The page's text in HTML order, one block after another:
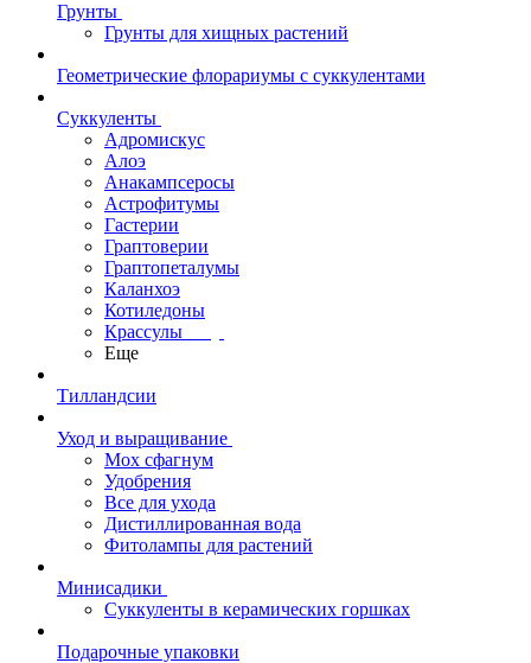
Грунты
Грунты для хищных растений
Геометрические флорариумы с суккулентами
Суккуленты
Адромискус
Алоэ
Анакампсеросы
Астрофитумы
Гастерии
Граптоверии
Граптопеталумы
Каланхоэ
Котиледоны
Крассулы
Еще
Тилландсии
Уход и выращивание
Мох сфагнум
Удобрения
Все для ухода
Дистиллированная вода
Фитолампы для растений
Минисадики
Суккуленты в керамических горшках
Подарочные упаковки